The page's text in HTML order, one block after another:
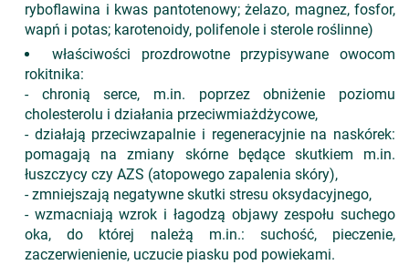
ryboflawina i kwas pantotenowy; żelazo, magnez, fosfor,
wapń i potas; karotenoidy, polifenole i sterole roślinne)
właściwości prozdrowotne przypisywane owocom
rokitnika:
- chronią serce, m.in. poprzez obniżenie poziomu
cholesterolu i działania przeciwmiażdżycowe,
- działają przeciwzapalnie i regeneracyjnie na naskórek:
pomagają na zmiany skórne będące skutkiem m.in.
łuszczycy czy AZS (atopowego zapalenia skóry),
- zmniejszają negatywne skutki stresu oksydacyjnego,
- wzmacniają wzrok i łagodzą objawy zespołu suchego
oka, do której należą m.in.: suchość, pieczenie,
zaczerwienienie, uczucie piasku pod powiekami.